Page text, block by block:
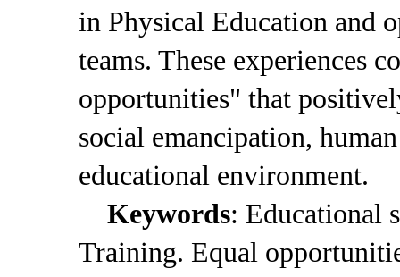
in Physical Education and
teams. These experiences
opportunities" that
social emancipation,
educational environment.
Keywords: Educational
Training. Equal